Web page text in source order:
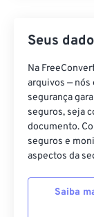
Seus
Na
arquivos — nós
segurança
seguros, seja
documento.
seguros e
aspectos da
Saiba